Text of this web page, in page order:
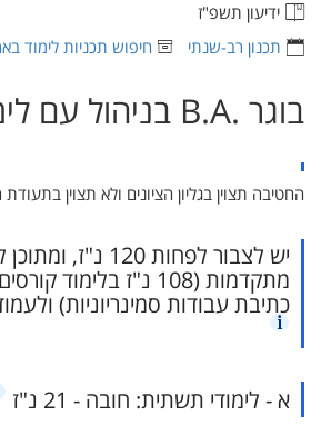
ידיעון תשפ"ז
תכנון רב-שנתי
חיפוש תכניות לימוד
בוגר ‏B.A.‎ בניהול עם לימודי חטיבה
החטיבה תצוין בגליון הציונים ולא תצוין בתעודת
כתיבת עבודות סמינריוניות)
א - לימודי תשתית: חובה - 21 נ"ז